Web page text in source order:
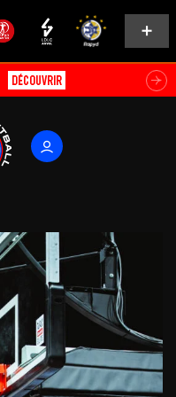
Découvrir